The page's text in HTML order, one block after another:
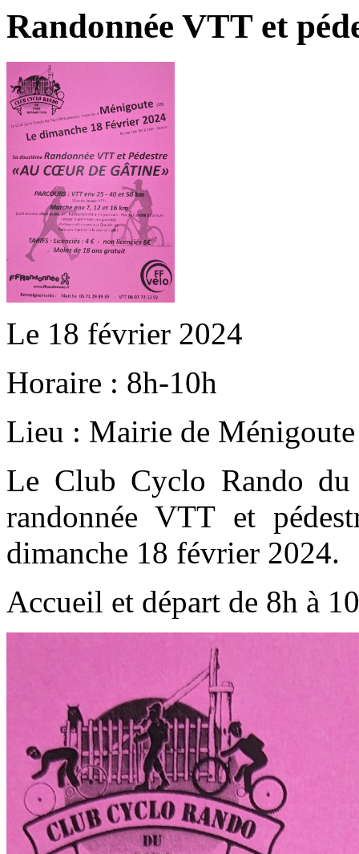
Randonnée VTT et
Le 18 février 2024
Horaire : 8h-10h
Lieu : Mairie de Ménigoute
Le Club Cyclo Rando du
randonnée VTT et
dimanche 18 février 2024.
Accueil et départ de 8h à